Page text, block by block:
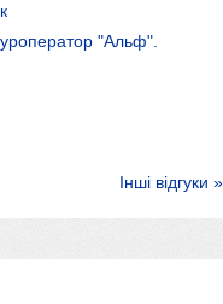
"Альф".
Інші відгуки »